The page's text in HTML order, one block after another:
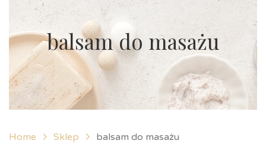
balsam do masażu
Home Sklep balsam do masażu